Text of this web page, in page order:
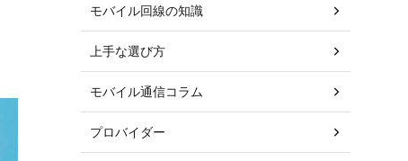
モバイル回線の知識
上手な選び方
モバイル通信コラム
プロバイダー